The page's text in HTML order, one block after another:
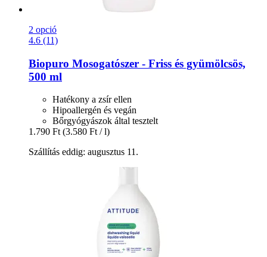
2 opció
4.6 (11)
Biopuro Mosogatószer -​ Friss és gyümölcsös,
500 ml
Hatékony a zsír ellen
Hipoallergén és vegán
Bőrgyógyászok által tesztelt
1.790 Ft (3.580 Ft / l)
Szállítás eddig: augusztus 11.